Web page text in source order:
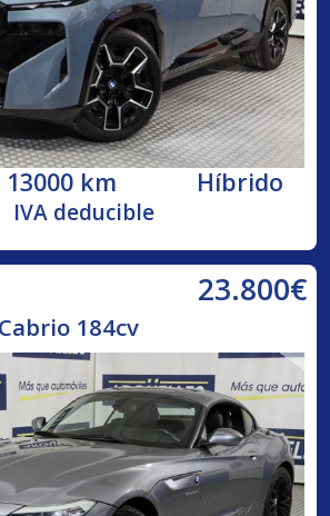
13000 km Híbrido
IVA deducible
23.800€
184cv